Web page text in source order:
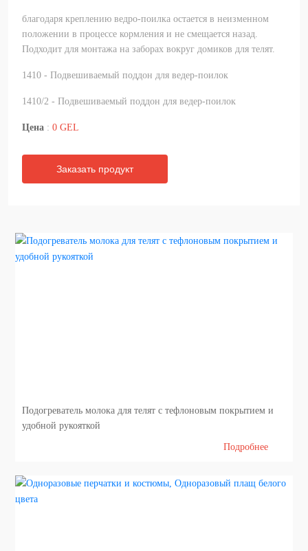
благодаря креплению ведро-поилка остается в неизменном
положении в процессе кормления и не смещается назад.
Подходит для монтажа на заборах вокруг домиков для телят.
1410 - Подвешиваемый поддон для ведер-поилок
1410/2 - Подвешиваемый поддон для ведер-поилок
Цена : 0 GEL
Заказать продукт
Подогреватель молока для телят с тефлоновым покрытием и
удобной рукояткой
Подробнее